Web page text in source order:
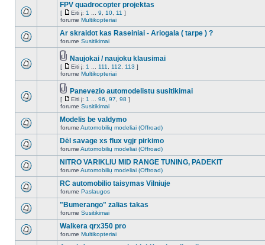
FPV quadrocopter projektas
[ Eiti į: 1 9 10 11 ]
forume Multikopteriai
Ar skraidot kas Raseiniai - Ariogala ( tarpe ) ?
forume Susitikimai
Naujokai / naujoku klausimai
[ Eiti į: 1 111 112 113 ]
forume Multikopteriai
Panevezio automodelistu susitikimai
[ Eiti į: 1 96 97 98 ]
forume Susitikimai
Modelis be valdymo
forume Automobilių modeliai (Offroad)
Dėl savage xs flux vgjr pirkimo
forume Automobilių modeliai (Offroad)
NITRO VARIKLIU MID RANGE TUNING, PADEKIT
forume Automobilių modeliai (Offroad)
RC automobilio taisymas Vilniuje
forume Paslaugos
"Bumerango" zalias takas
forume Susitikimai
Walkera qrx350 pro
forume Multikopteriai